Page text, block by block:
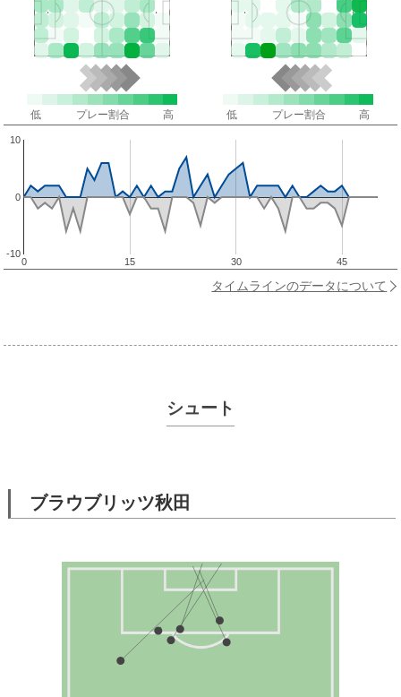
低 プレー割合 高 低 プレー割合 高
0 15 30 45
-10
0
10
タイムラインのデータについて
シュート
ブラウブリッツ秋田